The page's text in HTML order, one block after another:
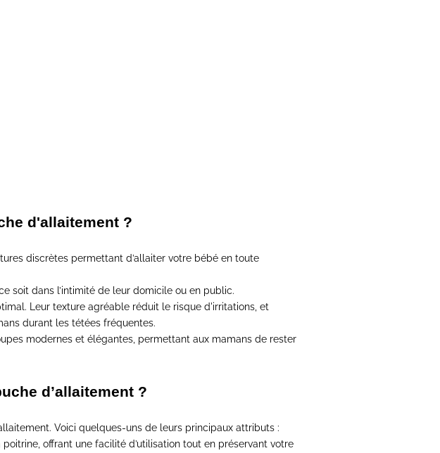
d'allaitement ?
discrètes permettant d’allaiter votre bébé en toute
soit dans l’intimité de leur domicile ou en public.
Leur texture agréable réduit le risque d'irritations, et
durant les tétées fréquentes.
modernes et élégantes , permettant aux mamans de rester
d’allaitement ?
Voici quelques-uns de leurs principaux attributs :
offrant une facilité d’utilisation tout en préservant votre